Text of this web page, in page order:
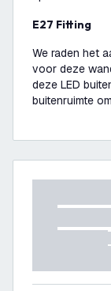
E27 Fitting
We raden het
voor deze
deze LED
buitenruimte